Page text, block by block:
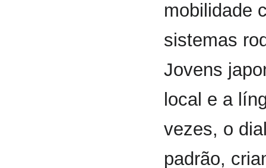
mobilidade
sistemas
Jovens
local e a
vezes, o
padrão,